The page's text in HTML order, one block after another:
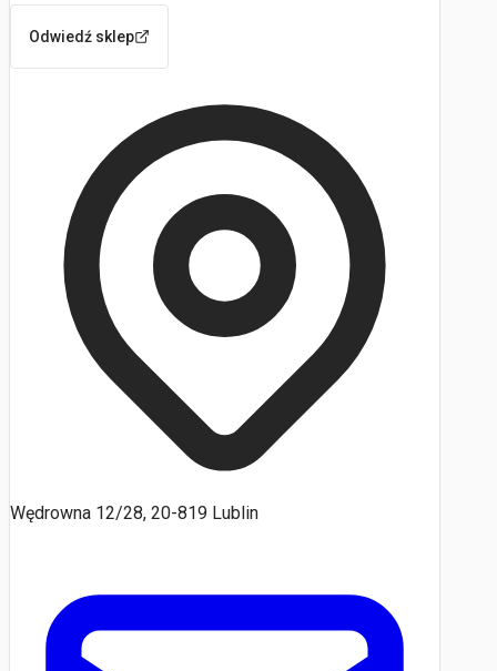
Odwiedź sklep
Wędrowna 12/28, 20-819 Lublin